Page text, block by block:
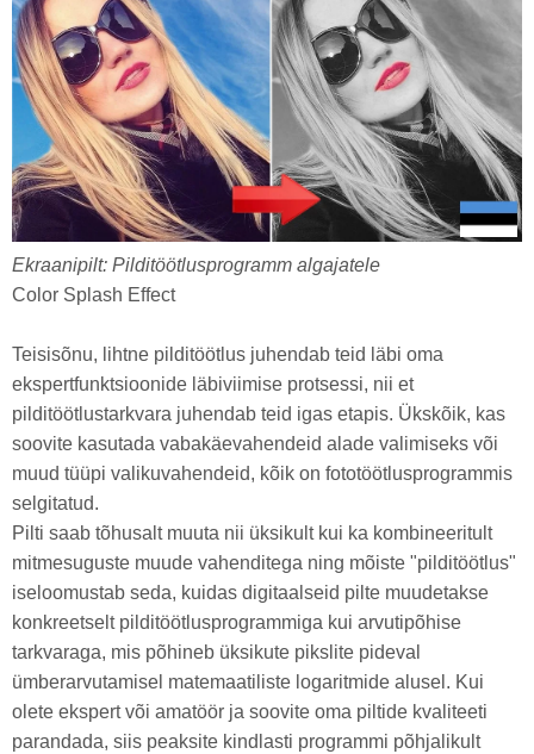
Ekraanipilt: Pilditöötlusprogramm algajatele
Color Splash Effect
Teisisõnu, lihtne pilditöötlus juhendab teid läbi oma
ekspertfunktsioonide läbiviimise protsessi, nii et
pilditöötlustarkvara juhendab teid igas etapis. Ükskõik, kas
soovite kasutada vabakäevahendeid alade valimiseks või
muud tüüpi valikuvahendeid, kõik on fototöötlusprogrammis
selgitatud.
Pilti saab tõhusalt muuta nii üksikult kui ka kombineeritult
mitmesuguste muude vahenditega ning mõiste "pilditöötlus"
iseloomustab seda, kuidas digitaalseid pilte muudetakse
konkreetselt pilditöötlusprogrammiga kui arvutipõhise
tarkvaraga, mis põhineb üksikute pikslite pideval
ümberarvutamisel matemaatiliste logaritmide alusel. Kui
olete ekspert või amatöör ja soovite oma piltide kvaliteeti
parandada, siis peaksite kindlasti programmi põhjalikult